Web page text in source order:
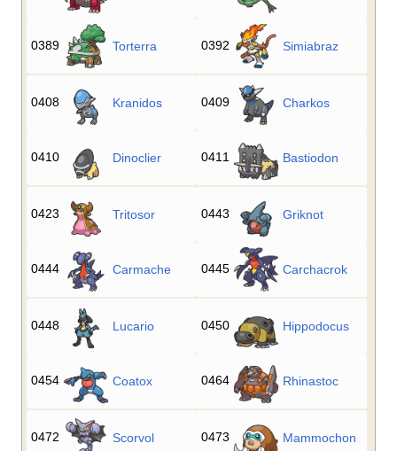
0389 Torterra 0392 Simiabraz
0408 Kranidos 0409 Charkos
0410 Dinoclier 0411 Bastiodon
0423 Tritosor 0443 Griknot
0444 Carmache 0445 Carchacrok
0448 Lucario 0450 Hippodocus
0454 Coatox 0464 Rhinastoc
0472 Scorvol 0473 Mammochon